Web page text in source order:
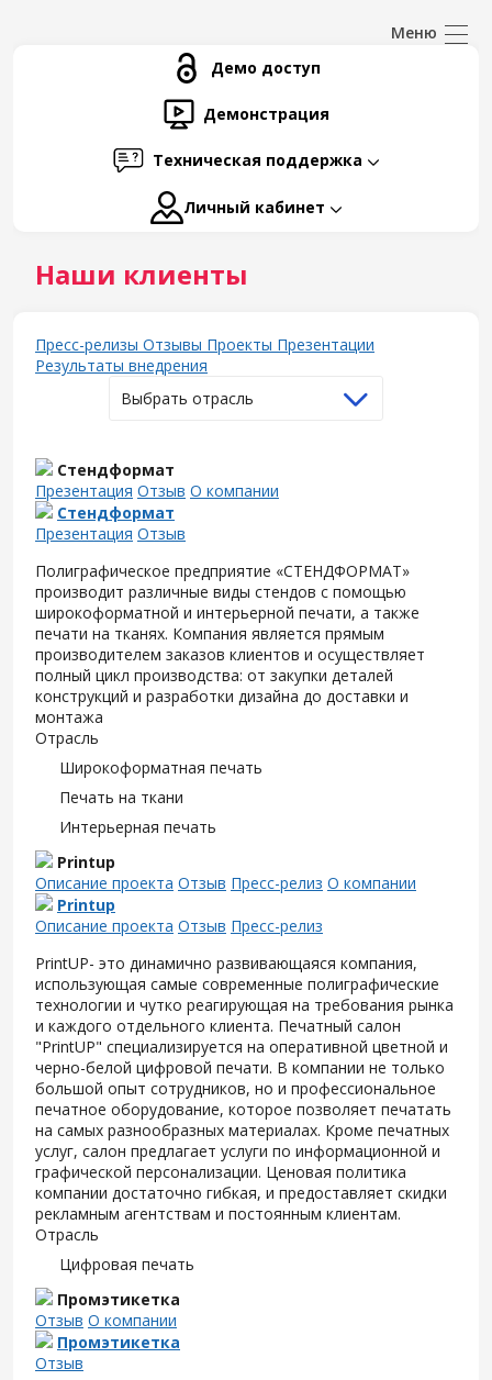
Демо доступ
Демонстрация
Техническая поддержка
Личный кабинет
Наши клиенты
Пресс-релизы Отзывы Проекты Презентации
Результаты внедрения
Выбрать отрасль
Стендформат
Презентация Отзыв О компании
Стендформат
Презентация Отзыв
Полиграфическое предприятие «СТЕНДФОРМАТ»
производит различные виды стендов с помощью
широкоформатной и интерьерной печати, а также
печати на тканях. Компания является прямым
производителем заказов клиентов и осуществляет
полный цикл производства: от закупки деталей
конструкций и разработки дизайна до доставки и
монтажа
Отрасль
Широкоформатная печать
Печать на ткани
Интерьерная печать
Printup
Описание проекта Отзыв Пресс-релиз О компании
Printup
Описание проекта Отзыв Пресс-релиз
PrintUP- это динамично развивающаяся компания,
использующая самые современные полиграфические
технологии и чутко реагирующая на требования рынка
и каждого отдельного клиента. Печатный салон
"PrintUP" специализируется на оперативной цветной и
черно-белой цифровой печати. В компании не только
большой опыт сотрудников, но и профессиональное
печатное оборудование, которое позволяет печатать
на самых разнообразных материалах. Кроме печатных
услуг, салон предлагает услуги по информационной и
графической персонализации. Ценовая политика
компании достаточно гибкая, и предоставляет скидки
рекламным агентствам и постоянным клиентам.
Отрасль
Цифровая печать
Промэтикетка
Отзыв О компании
Промэтикетка
Отзыв